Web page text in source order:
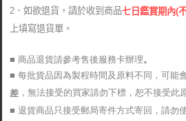
2．如欲退貨，請於收到商品七日鑑賞期內(
上填寫退貨單。
■ 商品退貨請參考售後服務卡辦理。
■ 每批貨品因為製程時間及原料不同，可能
差 ，無法接受的買家請勿下標，恕不接受此
■ 退貨商品只接受郵局寄件方式寄回，請勿